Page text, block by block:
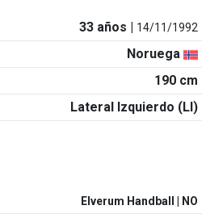
33 años | 14/11/1992
Noruega
190 cm
Lateral Izquierdo (LI)
Elverum Handball | NO